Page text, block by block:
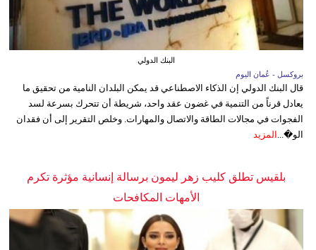
البنك الدولي
بروكسل - عُمان اليوم
قال البنك الدولي إن الذكاء الاصطناعي قد يمكن البلدان النامية من تحقيق ما
يعادل قرناً من التنمية في غضون عقد واحد، شريطة أن تتحرك بسرعة لسد
الفجوات في مجالات الطاقة والاتصال والمهارات. وخلص التقرير إلى أن فقدان
الو�... المزيد
بلقيس تطلق كليب زهر ليمون برسالة إنسانية مؤثرة تكرم
الأمهات المكافحات